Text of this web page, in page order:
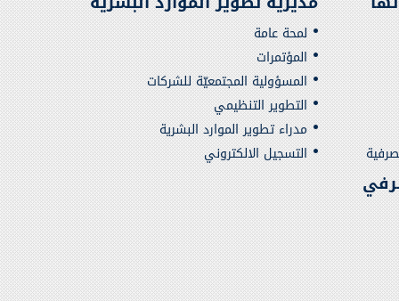
لمحة عامة
المؤتمرات
المسؤولية المجتمعيّة للشركات
التطوير التنظيمي
مدراء تطوير الموارد البشرية
التسجيل الالكتروني